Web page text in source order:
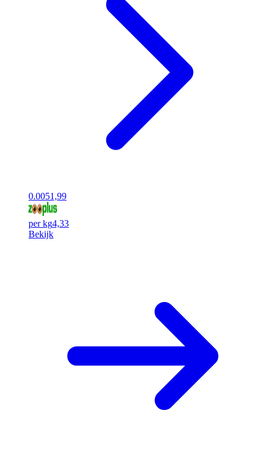
0.0051,99
per kg4,33
Bekijk